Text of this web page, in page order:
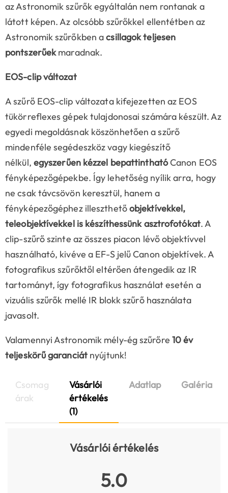
az Astronomik szűrők egyáltalán nem rontanak a
látott képen. Az olcsóbb szűrőkkel ellentétben az
Astronomik szűrőkben acsillagok teljesen
pontszerűekmaradnak.
EOS-clip változat
A szűrő EOS-clip változata kifejezetten az EOS
tükörreflexes gépek tulajdonosai számára készült. Az
egyedi megoldásnak köszönhetően a szűrő
mindenféle segédeszköz vagy kiegészítő
nélkül, egyszerűen kézzel bepattinthatóCanon EOS
fényképezőgépekbe. Így lehetőség nyílik arra, hogy
ne csak távcsövön keresztül, hanem a
fényképezőgéphez illeszthetőobjektívekkel,
teleobjektívekkel is készíthessünk asztrofotókat. A
clip-szűrő szinte az összes piacon lévő objektívvel
használható, kivéve a EF-S jelű Canon objektívek. A
fotografikus szűrőktől eltérően átengedik az IR
tartományt, így fotografikus használat esetén a
vizuális szűrők mellé IR blokk szűrő használata
javasolt.
Valamennyi Astronomik mély-ég szűrőre 10 év
teljeskörű garanciát nyújtunk!
Csomag
árak
Vásárlói
értékelés
(1)
Adatlap Galéria
Vásárlói értékelés
5.0